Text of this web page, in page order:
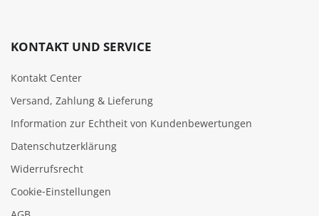
KONTAKT UND SERVICE
Kontakt Center
Versand, Zahlung & Lieferung
Information zur Echtheit von Kundenbewertungen
Datenschutzerklärung
Widerrufsrecht
Cookie‑Einstellungen